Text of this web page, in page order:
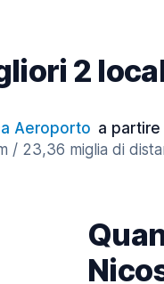
2
Aeroporto a partire
/ 23,36 miglia di